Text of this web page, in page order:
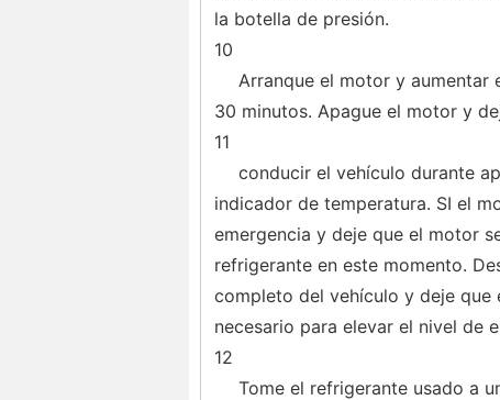
la botella de presión.
10
Arranque el motor y aumentar
30 minutos. Apague el motor y
11
conducir el vehículo durante
indicador de temperatura. SI el
emergencia y deje que el motor
refrigerante en este momento.
completo del vehículo y deje que
necesario para elevar el nivel de
12
Tome el refrigerante usado a